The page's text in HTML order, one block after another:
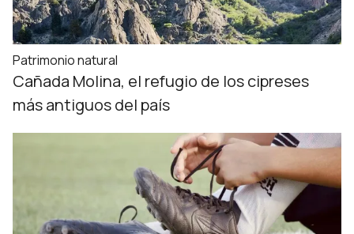
Patrimonio natural
Cañada Molina, el refugio de los cipreses
más antiguos del país